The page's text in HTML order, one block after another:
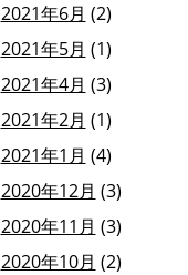
2021年6月 (2)
2021年5月 (1)
2021年4月 (3)
2021年2月 (1)
2021年1月 (4)
2020年12月 (3)
2020年11月 (3)
2020年10月 (2)